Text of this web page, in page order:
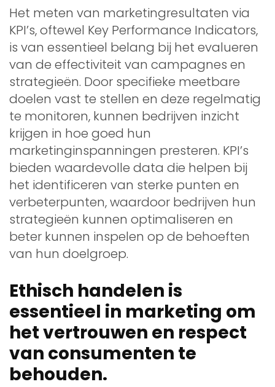
Het meten van marketingresultaten via
KPI’s, oftewel Key Performance Indicators,
is van essentieel belang bij het evalueren
van de effectiviteit van campagnes en
strategieën. Door specifieke meetbare
doelen vast te stellen en deze regelmatig
te monitoren, kunnen bedrijven inzicht
krijgen in hoe goed hun
marketinginspanningen presteren. KPI’s
bieden waardevolle data die helpen bij
het identificeren van sterke punten en
verbeterpunten, waardoor bedrijven hun
strategieën kunnen optimaliseren en
beter kunnen inspelen op de behoeften
van hun doelgroep.
Ethisch handelen is
essentieel in marketing om
het vertrouwen en respect
van consumenten te
behouden.